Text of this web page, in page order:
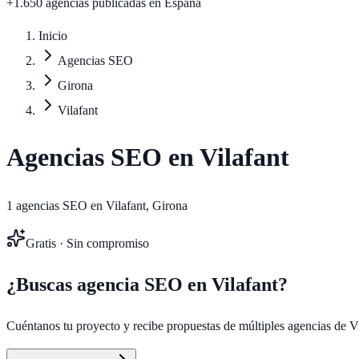
+1.650 agencias publicadas en España
Inicio
Agencias SEO
Girona
Vilafant
Agencias SEO enVilafant
1 agencias SEO en Vilafant, Girona
Gratis · Sin compromiso
¿Buscas agencia SEO en Vilafant?
Cuéntanos tu proyecto y recibe propuestas de múltiples agencias de